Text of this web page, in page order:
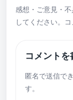
感想・ご意見・
してください。
コメントを
匿名で送信で
す。